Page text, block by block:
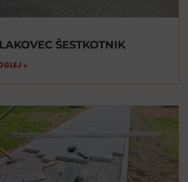
ŠESTKOTNIK
»